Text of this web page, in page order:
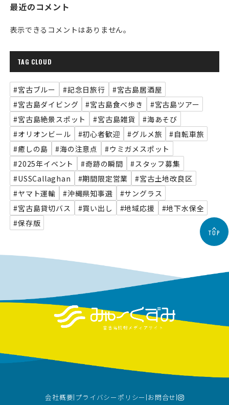
最近のコメント
表示できるコメントはありません。
TAG CLOUD
#宮古ブルー #記念日旅行
#宮古島居酒屋
#宮古島ダイビング
#宮古島食べ歩き
#宮古島ツアー
#宮古島絶景スポット
#宮古島雑貨
#海あそび
#オリオンビール
#初心者歓迎 #グルメ旅
#自転車旅
#癒しの島
#海の注意点
#ウミガメスポット
#2025年イベント
#奇跡の瞬間
#スタッフ募集
#USSCallaghan
#期間限定営業
#宮古土地改良区
#ヤマト運輸
#沖縄県知事選
#サングラス
#宮古島貸切バス
#買い出し #地域応援
#地下水保全
#保存版
会社概要 プライバシーポリシー お問合せ
TOP